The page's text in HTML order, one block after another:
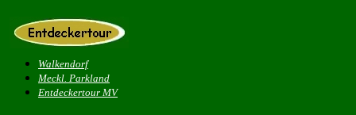
Walkendorf
Meckl. Parkland
Entdeckertour MV